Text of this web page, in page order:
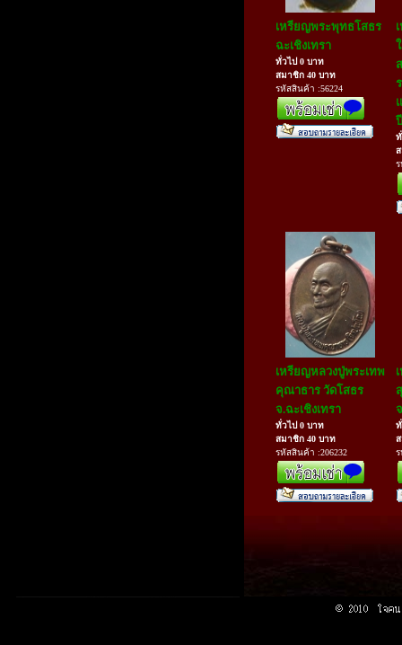
เหรียญพระพุทธโสธร
ฉะเชิงเทรา
ทั่วไป 0 บาท
สมาชิก 40 บาท
รหัสสินค้า :56224
เหรียญหลวงปู่พระเทพ
คุณาธาร วัดโสธร
จ.ฉะเชิงเทรา
ทั่วไป 0 บาท
สมาชิก 40 บาท
รหัสสินค้า :206232